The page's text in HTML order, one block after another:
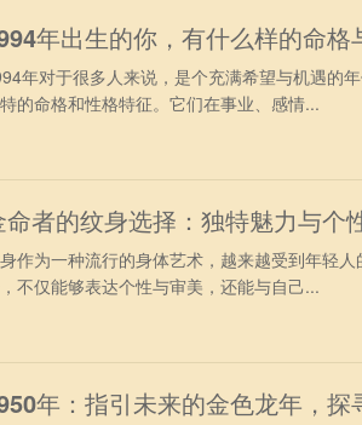
年出生的你，有什么样的命格
年对于很多人来说，是个充满希望与机遇的
的命格和性格特征。它们在事业、感情...
命者的纹身选择：独特魅力与个
作为一种流行的身体艺术，越来越受到年轻
不仅能够表达个性与审美，还能与自己...
年：指引未来的金色龙年，探